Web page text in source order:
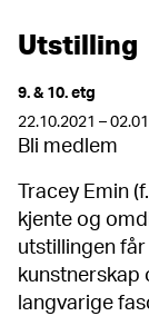
Utstilling
9. & 10. etg
22.10.2021 –
Bli medlem
Tracey Emin
kjente og
utstillingen
kunstnerskap
langvarige